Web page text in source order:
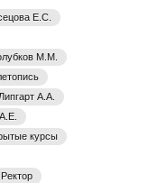
Е.С.
М.М.
Липгарт А.А.
курсы
Ректор